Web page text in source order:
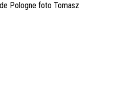
Pologne foto Tomasz